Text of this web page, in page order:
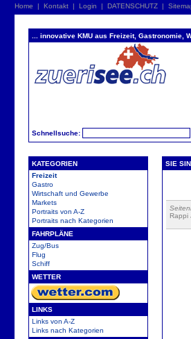
Home | Kontakt | Login | DATENSCHUTZ |
... innovative KMU aus Freizeit, Gastronomie,
Schnellsuche:
KATEGORIEN
Freizeit
Gastro
Wirtschaft und Gewerbe
Markets
Portraits von A-Z
Portraits nach Kategorien
FAHRPLÄNE
Zug/Bus
Flug
Schiff
WETTER
LINKS
Links von A-Z
Links nach Kategorien
SIE
Rappi